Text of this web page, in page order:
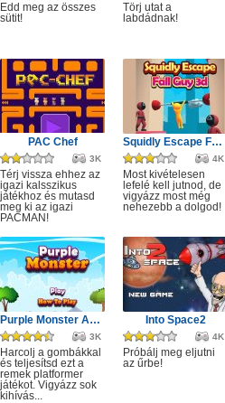
Edd meg az összes
sütit!
Törj utat a
labdádnak!
PAC Chef
3K
Térj vissza ehhez az
igazi kalsszikus
játékhoz és mutasd
meg ki az igazi
PACMAN!
Squidly Escape Fall Guy 3D
4K
Most kivételesen
lefelé kell jutnod, de
vigyázz most még
nehezebb a dolgod!
Purple Monster Adventure
3K
Harcolj a gombákkal
és teljesítsd ezt a
remek platformer
játékot. Vigyázz sok
kihívás...
Into Space2
4K
Próbálj meg eljutni
az űrbe!